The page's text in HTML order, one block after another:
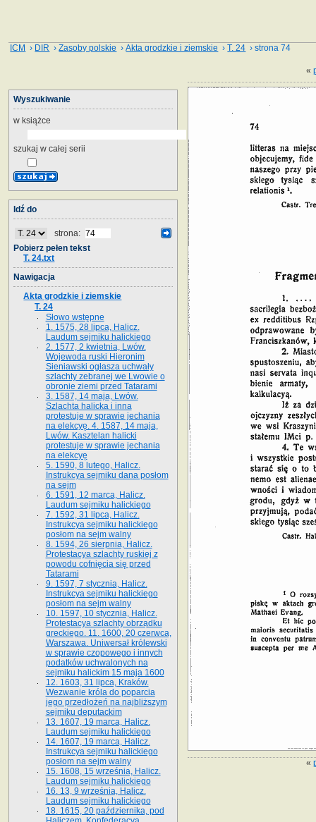
ICM › DIR ›Zasoby polskie ›Akta grodzkie i ziemskie ›T. 24 › strona 74
«
«
Wyszukiwanie
w książce
szukaj w całej serii
Idź do
strona:
Pobierz pełen tekst
T. 24.txt
Nawigacja
Akta grodzkie i ziemskie
T. 24
Słowo wstępne
1. 1575, 28 lipca, Halicz.
Laudum sejmiku halickiego
2. 1577, 2 kwietnia, Lwów.
Wojewoda ruski Hieronim
Sieniawski ogłasza uchwały
szlachty zebranej we Lwowie o
obronie ziemi przed Tatarami
3. 1587, 14 maja, Lwów.
Szlachta halicka i inna
protestuje w sprawie jechania
na elekcyę. 4. 1587, 14 maja,
Lwów. Kasztelan halicki
protestuje w sprawie jechania
na elekcyę
5. 1590, 8 lutego, Halicz.
Instrukcya sejmiku dana posłom
na sejm
6. 1591, 12 marca, Halicz.
Laudum sejmiku halickiego
7. 1592, 31 lipca, Halicz.
Instrukcya sejmiku halickiego
posłom na sejm walny
8. 1594, 26 sierpnia, Halicz.
Protestacya szlachty ruskiej z
powodu cofnięcia się przed
Tatarami
9. 1597, 7 stycznia, Halicz.
Instrukcya sejmiku halickiego
posłom na sejm walny
10. 1597, 10 stycznia, Halicz.
Protestacya szlachty obrządku
greckiego. 11. 1600, 20 czerwca,
Warszawa. Uniwersał królewski
w sprawie czopowego i innych
podatków uchwalonych na
sejmiku halickim 15 maja 1600
12. 1603, 31 lipca, Kraków.
Wezwanie króla do poparcia
jego przedłożeń na najbliższym
sejmiku deputackim
13. 1607, 19 marca, Halicz.
Laudum sejmiku halickiego
14. 1607, 19 marca, Halicz.
Instrukcya sejmiku halickiego
posłom na sejm walny
15. 1608, 15 września, Halicz.
Laudum sejmiku halickiego
16. 13, 9 września, Halicz.
Laudum sejmiku halickiego
18. 1615, 20 października, pod